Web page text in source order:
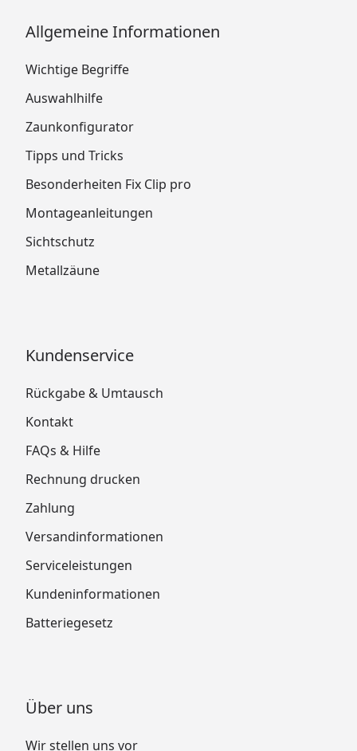
Allgemeine Informationen
Wichtige Begriffe
Auswahlhilfe
Zaunkonfigurator
Tipps und Tricks
Besonderheiten Fix Clip pro
Montageanleitungen
Sichtschutz
Metallzäune
Kundenservice
Rückgabe & Umtausch
Kontakt
FAQs & Hilfe
Rechnung drucken
Zahlung
Versandinformationen
Serviceleistungen
Kundeninformationen
Batteriegesetz
Über uns
Wir stellen uns vor